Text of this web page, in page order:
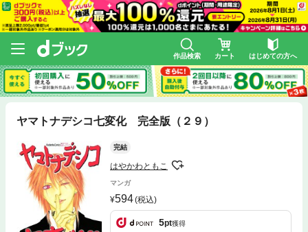
作品検索 カート はじめての方へ
ヤマトナデシコ七変化 完全版（２９）
完結
はやかわともこ
マンガ
594(税込)
5pt獲得